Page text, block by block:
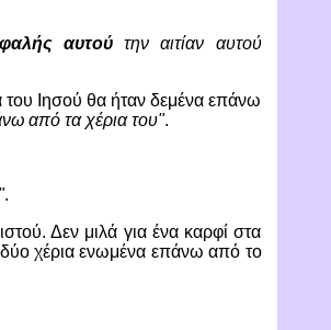
αυτούτην αιτίαν αυτού
Ιησού θα ήταν δεμένα επάνω
από τα χέρια του".
.
Δεν μιλά για ένα καρφί στα
χέρια ενωμένα επάνω από το